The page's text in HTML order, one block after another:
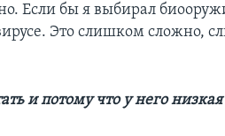
Если бы я выбирал
Это слишком сложно,
и потому что у него низкая